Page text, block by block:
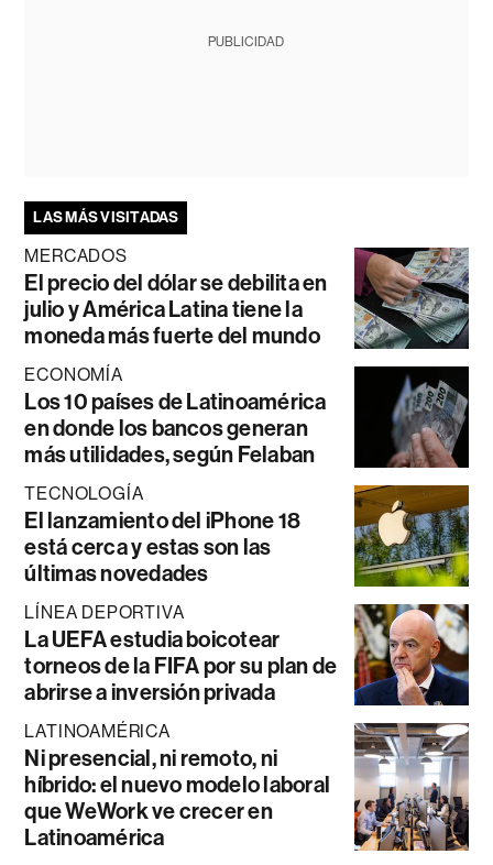
PUBLICIDAD
LAS MÁS VISITADAS
MERCADOS
El precio del dólar se debilita en
julio y América Latina tiene la
moneda más fuerte del mundo
ECONOMÍA
Los 10 países de Latinoamérica
en donde los bancos generan
más utilidades, según Felaban
TECNOLOGÍA
El lanzamiento del iPhone 18
está cerca y estas son las
últimas novedades
LÍNEA DEPORTIVA
La UEFA estudia boicotear
torneos de la FIFA por su plan de
abrirse a inversión privada
LATINOAMÉRICA
Ni presencial, ni remoto, ni
híbrido: el nuevo modelo laboral
que WeWork ve crecer en
Latinoamérica